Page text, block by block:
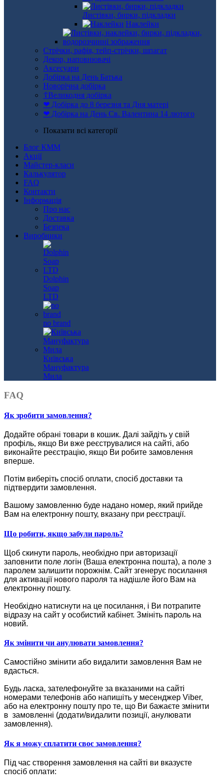
Листівки, бирки, підкладки
Наклейки
Стрічки, рафія, тейп-стрічки, шпагат
Декор, наповнювачі
Аксесуари
Добірка на День Батька
Новорічна добірка
☦Великодня добірка
❤ Добірка до 8 березня та Дня матері
❤ Добірка на День Св. Валентина 14 лютого
Показати всі категорії
Блог КММ
Акції
Майстер-класи
Калькулятор
FAQ
Контакти
Інформація
Про нас
Доставка
Безпека
Виробники
Dolphin
Soap
LTD
no brand
Київська
Мануфактура
Мила
FAQ
Як зробити замовлення?
Додайте обрані товари в кошик. Далі зайдіть у свій
профіль, якщо Ви вже реєструвалися на сайті, або
виконайте реєстрацію, якщо Ви робите замовлення
вперше.
Потім виберіть спосіб оплати, спосіб доставки та
підтвердити замовлення.
Вашому замовленню буде надано номер, який прийде
Вам на електронну пошту, вказану при реєстрації.
Що робити, якщо забули пароль?
Щоб скинути пароль, необхідно при авторизації
заповнити поле логін (Ваша електронна пошта), а поле з
паролем залишити порожнім. Сайт згенерує посилання
для активації нового пароля та надішле його Вам на
електронну пошту.
Необхідно натиснути на це посилання, і Ви потрапите
відразу на сайт у особистий кабінет. Змініть пароль на
новий.
Як змінити чи анулювати замовлення?
Самостійно змінити або видалити замовлення Вам не
вдасться.
Будь ласка, зателефонуйте за вказаними на сайті
номерами телефонів або напишіть у месенджер Viber,
або на електронну пошту про те, що Ви бажаєте змінити
в замовленні (додати/видалити позиції, анулювати
замовлення).
Як я можу сплатити своє замовлення?
Під час створення замовлення на сайті ви вказуєте
спосіб оплати: